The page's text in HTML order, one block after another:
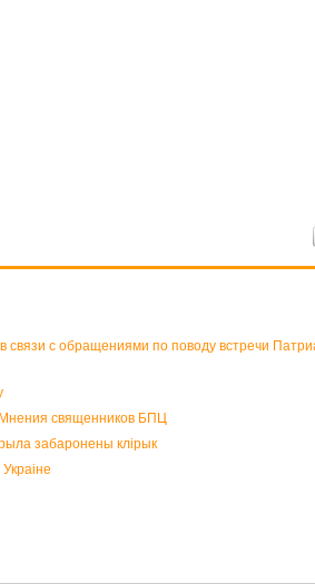
с обращениями по поводу встречи
Мнения священников БПЦ
забаронены клірык